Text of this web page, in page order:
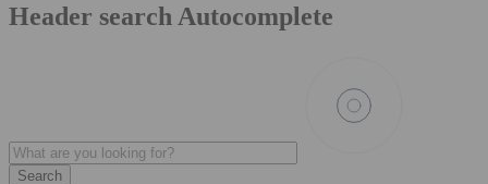
Header search Autocomplete